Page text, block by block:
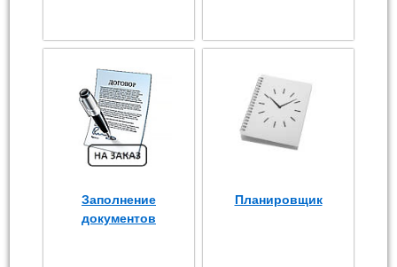
Заполнение
документов
Планировщик